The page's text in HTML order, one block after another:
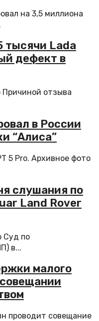
на 3,5 миллиона
тысячи Lada
дефект в
Причиной отзыва
в России
“Алиса”
5 Pro. Архивное фото
слушания по
Land Rover
Суд по
в...
малого
проводит совещание